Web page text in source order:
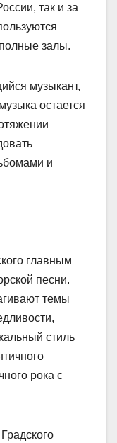
так и за
залы.
музыкант,
остается
и
главным
песни.
темы
стиль
рока с